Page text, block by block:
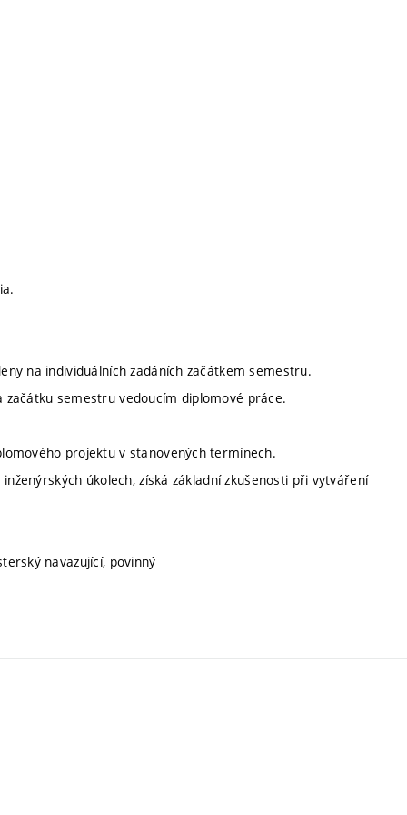
na individuálních zadáních začátkem semestru.
semestru vedoucím diplomové práce.
projektu v stanovených termínech.
úkolech, získá základní zkušenosti při vytváření
navazující, povinný